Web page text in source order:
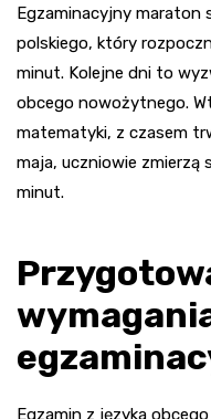
Egzaminacyjny maraton
polskiego, który
minut. Kolejne dni to
obcego nowożytnego.
matematyki, z czasem
maja, uczniowie zmierzą
minut.
Egzamin z języka